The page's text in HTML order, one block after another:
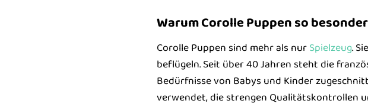
Warum Corolle Puppen so
Corolle Puppen sind mehr als nurSpielzeug.
beflügeln. Seit über 40 Jahren steht die
Bedürfnisse von Babys und Kinder
verwendet, die strengen Qualitätskontrollen